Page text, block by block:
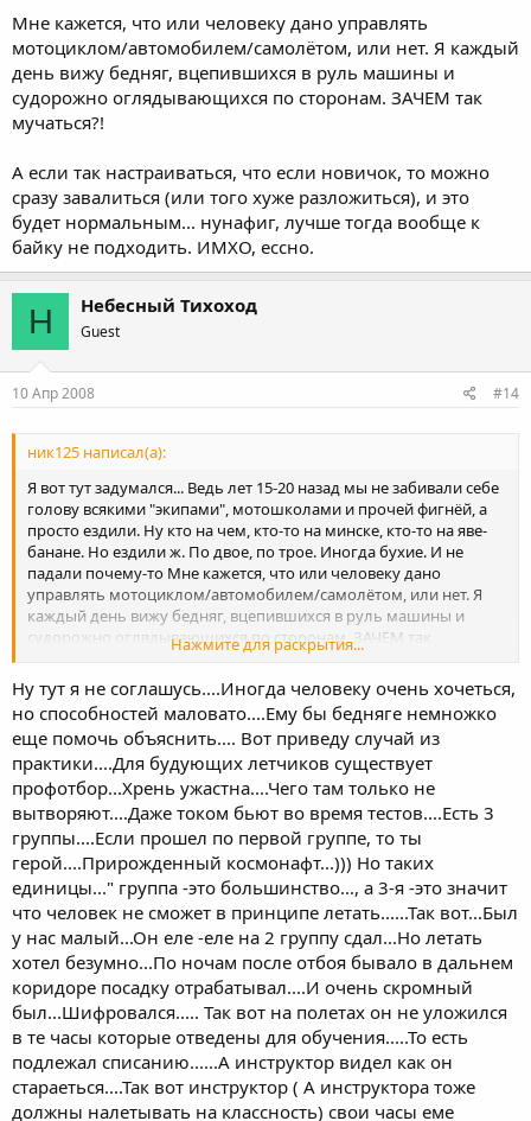
Мне кажется, что или человеку дано управлять
мотоциклом/автомобилем/самолётом, или нет. Я каждый
день вижу бедняг, вцепившихся в руль машины и
судорожно оглядывающихся по сторонам. ЗАЧЕМ так
мучаться?!
А если так настраиваться, что если новичок, то можно
сразу завалиться (или того хуже разложиться), и это
будет нормальным... нунафиг, лучше тогда вообще к
байку не подходить. ИМХО, ессно.
Н Небесный Тихоход
Guest
10 Апр 2008 #14
ник125 написал(а):
Я вот тут задумался... Ведь лет 15-20 назад мы не забивали себе
голову всякими "экипами", мотошколами и прочей фигнёй, а
просто ездили. Ну кто на чем, кто-то на минске, кто-то на яве-
банане. Но ездили ж. По двое, по трое. Иногда бухие. И не
падали почему-то Мне кажется, что или человеку дано
управлять мотоциклом/автомобилем/самолётом, или нет. Я
каждый день вижу бедняг, вцепившихся в руль машины и
судорожно оглядывающихся по сторонам. ЗАЧЕМ так
мучаться?! А если так настраиваться, что если новичок, то
можно сразу завалиться (или того хуже разложиться), и это
будет нормальным... нунафиг, лучше тогда вообще к байку не
подходить. ИМХО, ессно.
Нажмите для раскрытия...
Ну тут я не соглашусь....Иногда человеку очень хочеться,
но способностей маловато....Ему бы бедняге немножко
еще помочь объяснить.... Вот приведу случай из
практики....Для будующих летчиков существует
профотбор...Хрень ужастна....Чего там только не
вытворяют....Даже током бьют во время тестов....Есть 3
группы....Если прошел по первой группе, то ты
герой....Прирожденный космонафт...))) Но таких
единицы..." группа -это большинство..., а 3-я -это значит
что человек не сможет в принципе летать......Так вот...Был
у нас малый...Он еле -еле на 2 группу сдал...Но летать
хотел безумно...По ночам после отбоя бывало в дальнем
коридоре посадку отрабатывал....И очень скромный
был...Шифровался..... Так вот на полетах он не уложился
в те часы которые отведены для обучения.....То есть
подлежал списанию......А инструктор видел как он
стараеться....Так вот инструктор ( А инструктора тоже
должны налетывать на классность) свои часы еме